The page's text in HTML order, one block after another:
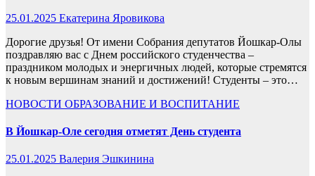
25.01.2025 Екатерина Яровикова
Дорогие друзья! От имени Собрания депутатов Йошкар-Олы
поздравляю вас с Днем российского студенчества –
праздником молодых и энергичных людей, которые стремятся
к новым вершинам знаний и достижений! Студенты – это…
НОВОСТИ ОБРАЗОВАНИЕ И ВОСПИТАНИЕ
В Йошкар-Оле сегодня отметят День студента
25.01.2025 Валерия Эшкинина